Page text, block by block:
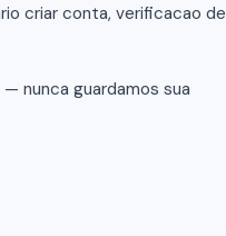
criar conta, verificacao de
nunca guardamos sua